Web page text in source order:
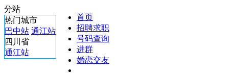
分站
热门城市
巴中站 通江站
四川省
通江站
首页
招聘求职
号码查询
进群
婚恋交友